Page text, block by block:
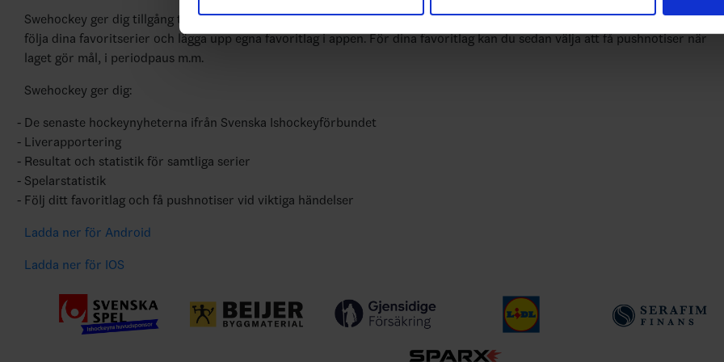
med annan information som du har tillhandahållit eller som de har samlat in när du har
Swehockey ger dig tillgång till nyheter, livebevakning och statistik för samtliga ishockeyserier som spelas i Sverige. Du kan
följa dina favoritserier och lägga upp egna favoritlag i appen. För dina favoritlag kan du sedan välja att få pushnotiser när
laget gör mål, i periodpaus m.m.
Swehockey ger dig:
De senaste hockeynyheterna ifrån Svenska Ishockeyförbundet
Liverapportering
Resultat och statistik för samtliga serier
Spelarstatistik
Följ ditt favoritlag och få pushnotiser vid viktiga händelser
Ladda ner för Android
Ladda ner för IOS